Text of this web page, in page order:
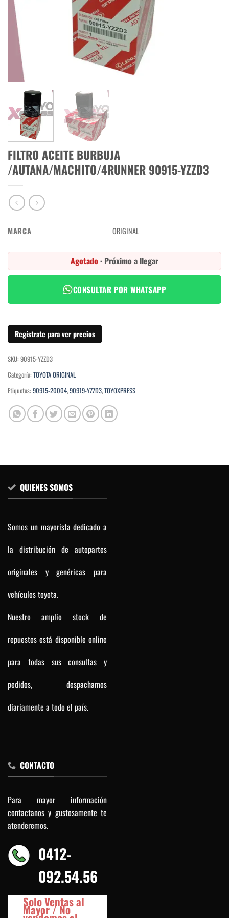
FILTRO ACEITE BURBUJA
/AUTANA/MACHITO/4RUNNER 90915-YZZD3
MARCA ORIGINAL
Agotado · Próximo a llegar
CONSULTAR POR WHATSAPP
Regístrate para ver precios
SKU: 90915-YZZD3
Categoría: TOYOTA ORIGINAL
Etiquetas: 90915-20004,90919-YZZD3,TOYOXPRESS
QUIENES SOMOS
Somos un mayorista dedicado a
la distribución de autopartes
originales y genéricas para
vehículos toyota.
Nuestro amplio stock de
repuestos está disponible online
para todas sus consultas y
pedidos, despachamos
diariamente a todo el país.
CONTACTO
Para mayor información
contactanos y gustosamente te
atenderemos.
0412-
092.54.56
Solo Ventas al
Mayor / No